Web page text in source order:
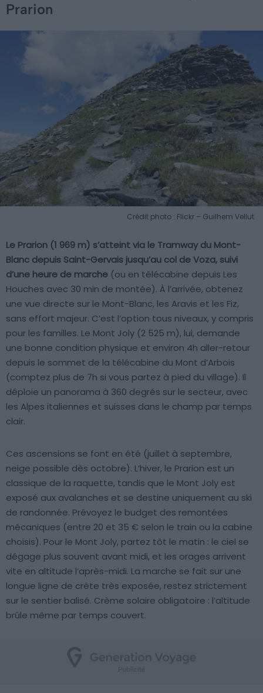
Prarion
Crédit photo : Flickr – Guilhem Vellut
Le Prarion (1 969 m) s’atteint via le Tramway du Mont-
Blanc depuis Saint-Gervais jusqu’au col de Voza, suivi
d’une heure de marche (ou en télécabine depuis Les
Houches avec 30 min de montée). À l’arrivée, obtenez
une vue directe sur le Mont-Blanc, les Aravis et les Fiz,
sans effort majeur. C’est l’option tous niveaux, y compris
pour les familles. Le Mont Joly (2 525 m), lui, demande
une bonne condition physique et environ 4h aller-retour
depuis le sommet de la télécabine du Mont d’Arbois
(comptez plus de 7h si vous partez à pied du village). Il
déploie un panorama à 360 degrés sur le secteur, avec
les Alpes italiennes et suisses dans le champ par temps
clair.
Ces ascensions se font en été (juillet à septembre,
neige possible dès octobre). L’hiver, le Prarion est un
classique de la raquette, tandis que le Mont Joly est
exposé aux avalanches et se destine uniquement au ski
de randonnée. Prévoyez le budget des remontées
mécaniques (entre 20 et 35 € selon le train ou la cabine
choisis). Pour le Mont Joly, partez tôt le matin : le ciel se
dégage plus souvent avant midi, et les orages arrivent
vite en altitude l’après-midi. La marche se fait sur une
longue ligne de crête très exposée, restez strictement
sur le sentier balisé. Crème solaire obligatoire : l’altitude
brûle même par temps couvert.